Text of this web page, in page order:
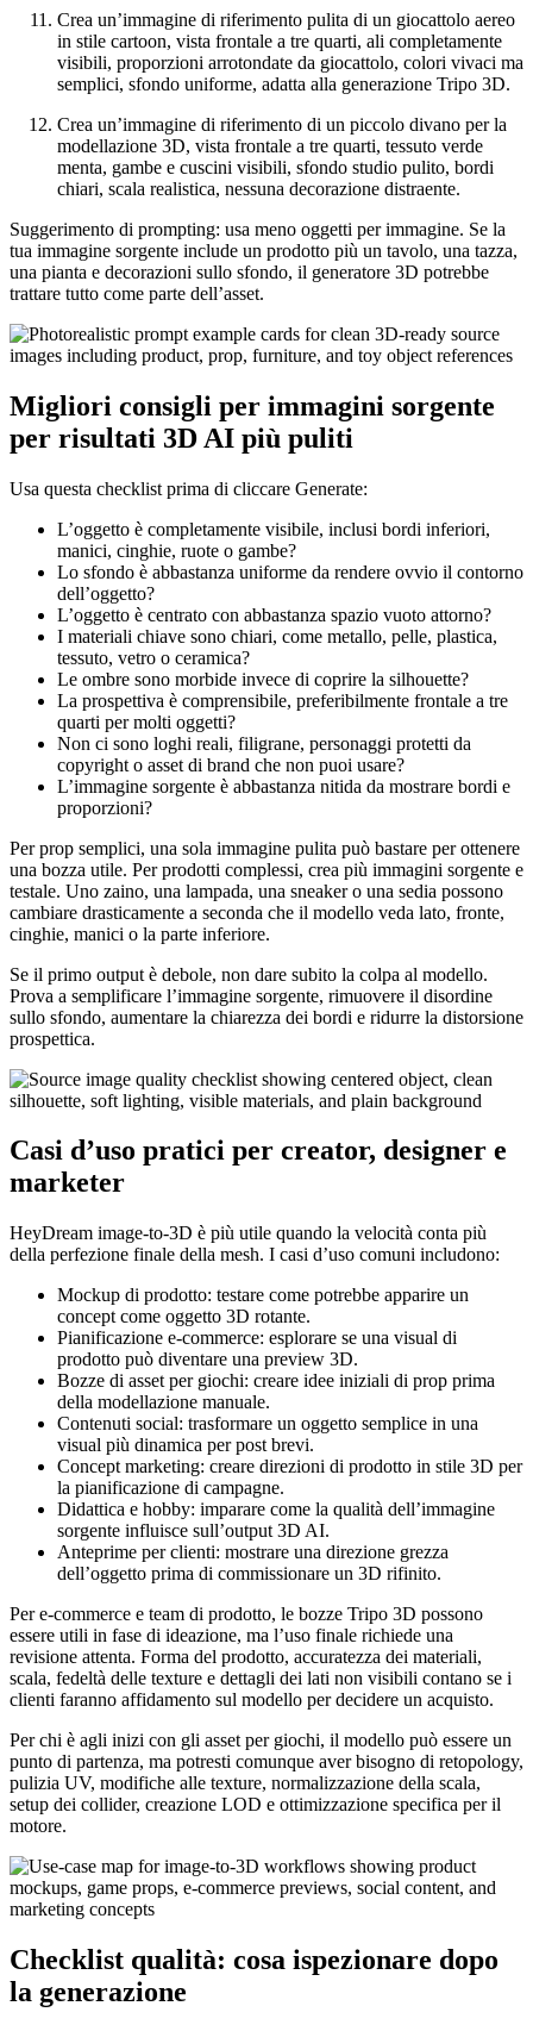
Crea un’immagine di riferimento pulita di un giocattolo aereo
in stile cartoon, vista frontale a tre quarti, ali completamente
visibili, proporzioni arrotondate da giocattolo, colori vivaci ma
semplici, sfondo uniforme, adatta alla generazione Tripo 3D.
Crea un’immagine di riferimento di un piccolo divano per la
modellazione 3D, vista frontale a tre quarti, tessuto verde
menta, gambe e cuscini visibili, sfondo studio pulito, bordi
chiari, scala realistica, nessuna decorazione distraente.
Suggerimento di prompting: usa meno oggetti per immagine. Se la
tua immagine sorgente include un prodotto più un tavolo, una tazza,
una pianta e decorazioni sullo sfondo, il generatore 3D potrebbe
trattare tutto come parte dell’asset.
Migliori consigli per immagini sorgente
per risultati 3D AI più puliti
Usa questa checklist prima di cliccare Generate:
L’oggetto è completamente visibile, inclusi bordi inferiori,
manici, cinghie, ruote o gambe?
Lo sfondo è abbastanza uniforme da rendere ovvio il contorno
dell’oggetto?
L’oggetto è centrato con abbastanza spazio vuoto attorno?
I materiali chiave sono chiari, come metallo, pelle, plastica,
tessuto, vetro o ceramica?
Le ombre sono morbide invece di coprire la silhouette?
La prospettiva è comprensibile, preferibilmente frontale a tre
quarti per molti oggetti?
Non ci sono loghi reali, filigrane, personaggi protetti da
copyright o asset di brand che non puoi usare?
L’immagine sorgente è abbastanza nitida da mostrare bordi e
proporzioni?
Per prop semplici, una sola immagine pulita può bastare per ottenere
una bozza utile. Per prodotti complessi, crea più immagini sorgente e
testale. Uno zaino, una lampada, una sneaker o una sedia possono
cambiare drasticamente a seconda che il modello veda lato, fronte,
cinghie, manici o la parte inferiore.
Se il primo output è debole, non dare subito la colpa al modello.
Prova a semplificare l’immagine sorgente, rimuovere il disordine
sullo sfondo, aumentare la chiarezza dei bordi e ridurre la distorsione
prospettica.
Casi d’uso pratici per creator, designer e
marketer
HeyDream image-to-3D è più utile quando la velocità conta più
della perfezione finale della mesh. I casi d’uso comuni includono:
Mockup di prodotto: testare come potrebbe apparire un
concept come oggetto 3D rotante.
Pianificazione e-commerce: esplorare se una visual di
prodotto può diventare una preview 3D.
Bozze di asset per giochi: creare idee iniziali di prop prima
della modellazione manuale.
Contenuti social: trasformare un oggetto semplice in una
visual più dinamica per post brevi.
Concept marketing: creare direzioni di prodotto in stile 3D per
la pianificazione di campagne.
Didattica e hobby: imparare come la qualità dell’immagine
sorgente influisce sull’output 3D AI.
Anteprime per clienti: mostrare una direzione grezza
dell’oggetto prima di commissionare un 3D rifinito.
Per e-commerce e team di prodotto, le bozze Tripo 3D possono
essere utili in fase di ideazione, ma l’uso finale richiede una
revisione attenta. Forma del prodotto, accuratezza dei materiali,
scala, fedeltà delle texture e dettagli dei lati non visibili contano se i
clienti faranno affidamento sul modello per decidere un acquisto.
Per chi è agli inizi con gli asset per giochi, il modello può essere un
punto di partenza, ma potresti comunque aver bisogno di retopology,
pulizia UV, modifiche alle texture, normalizzazione della scala,
setup dei collider, creazione LOD e ottimizzazione specifica per il
motore.
Checklist qualità: cosa ispezionare dopo
la generazione